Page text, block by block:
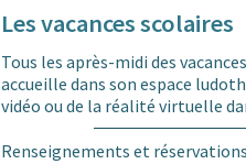
Les vacances scolaires
Tous les après-midi des
accueille dans son espace
vidéo ou de la réalité virtuelle
Renseignements et